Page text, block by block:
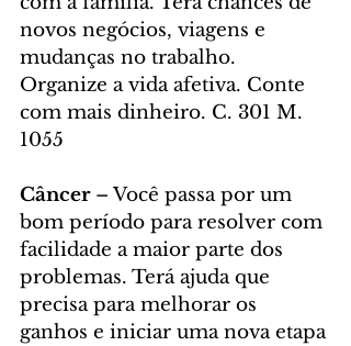
novos negócios, viagens e
mudanças no trabalho.
Organize a vida afetiva. Conte
com mais dinheiro. C. 301 M.
1055
Câncer – Você passa por um
bom período para resolver com
facilidade a maior parte dos
problemas. Terá ajuda que
precisa para melhorar os
ganhos e iniciar uma nova etapa